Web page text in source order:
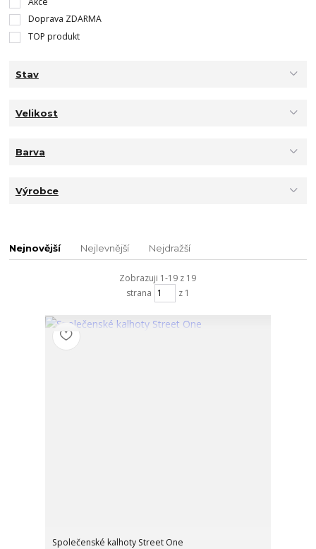
Doprava ZDARMA
TOP produkt
Stav
Velikost
Barva
Výrobce
Nejnovější Nejlevnější Nejdražší
Zobrazuji 1-19 z 19
strana
z 1
Společenské kalhoty Street One